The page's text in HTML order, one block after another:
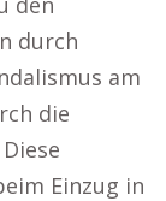
durch
am
die
Einzug in